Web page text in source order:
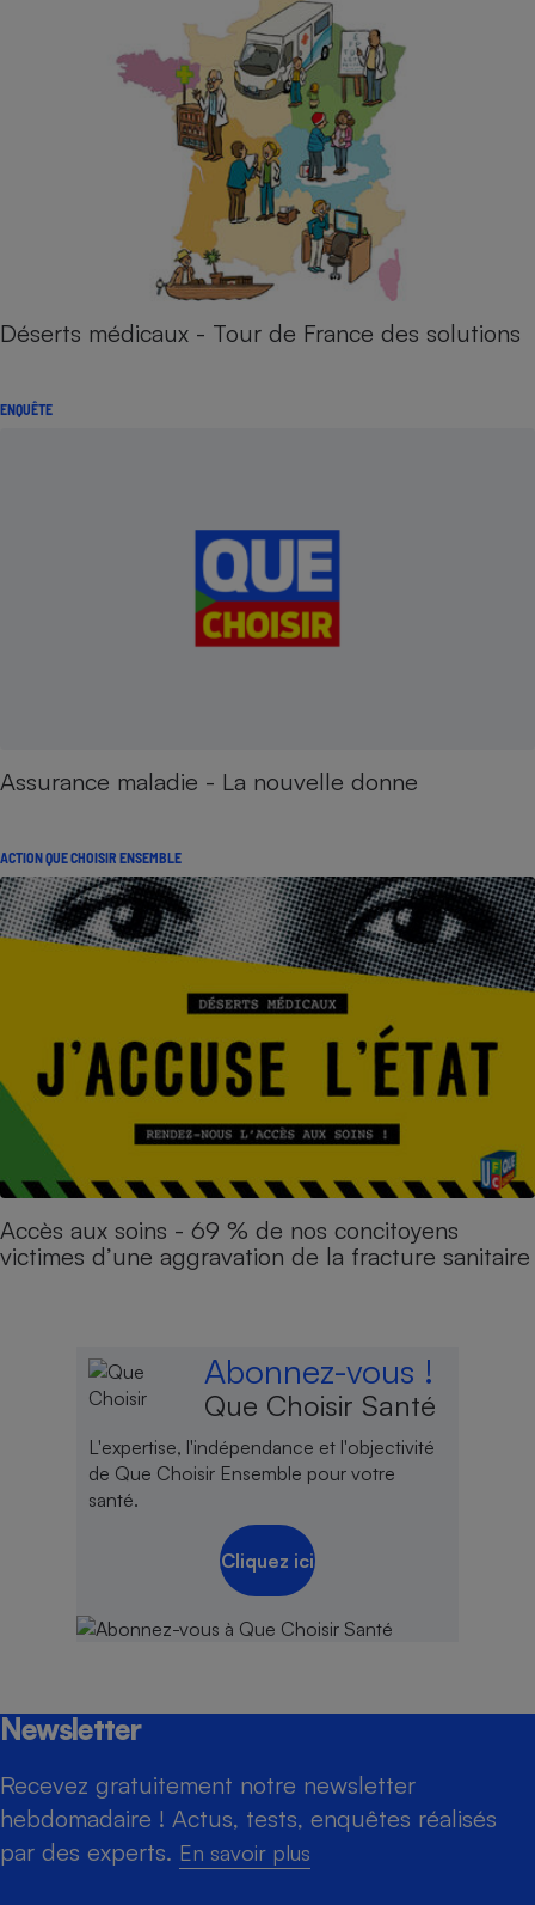
Déserts médicaux - Tour de France des solutions
ENQUÊTE
Assurance maladie - La nouvelle donne
ACTION QUE CHOISIR ENSEMBLE
Accès aux soins - 69 % de nos concitoyens
victimes d’une aggravation de la fracture sanitaire
Abonnez-vous !
Que Choisir Santé
L'expertise, l'indépendance et l'objectivité
de Que Choisir Ensemble pour votre
santé.
Cliquez ici
Newsletter
Recevez gratuitement notre newsletter
hebdomadaire ! Actus, tests, enquêtes réalisés
par des experts. En savoir plus